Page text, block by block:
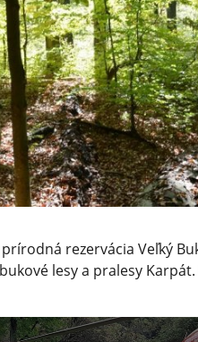
rezervácia Veľký
lesy a pralesy Karpát.